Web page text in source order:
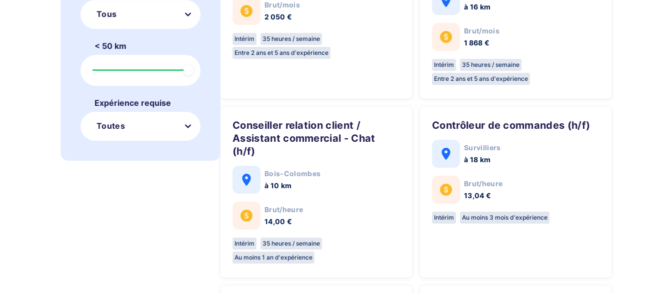
Tous
< 50 km
Expérience requise
Toutes
Brut/mois
2 050 €
Intérim
35 heures / semaine
Entre 2 ans et 5 ans d'expérience
à 16 km
Brut/mois
1 868 €
Intérim
35 heures / semaine
Entre 2 ans et 5 ans d'expérience
Conseiller relation client /
Assistant commercial - Chat
(h/f)
Bois-Colombes
à 10 km
Brut/heure
14,00 €
Intérim
35 heures / semaine
Au moins 1 an d'expérience
Contrôleur de commandes (h/f)
Survilliers
à 18 km
Brut/heure
13,04 €
Intérim Au moins 3 mois d'expérience